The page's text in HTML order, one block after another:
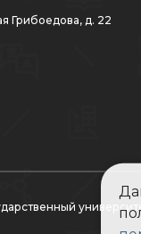
Грибоедова, д. 22